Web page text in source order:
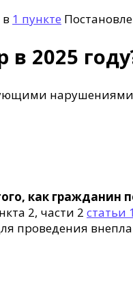
1 пункте
2025
как гражданин
2, части 2 статьи
проведения